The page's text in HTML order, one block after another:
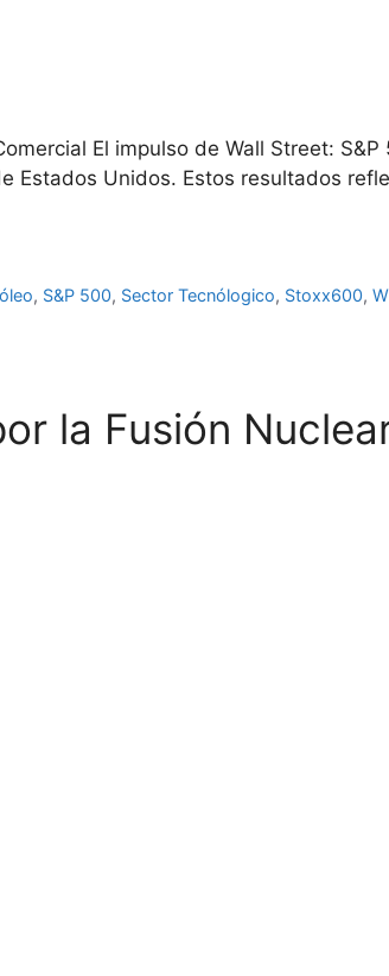
El impulso de Wall Street:
Estados Unidos. Estos resultados
, S&P 500, Sector Tecnólogico, Stoxx600,
la Fusión